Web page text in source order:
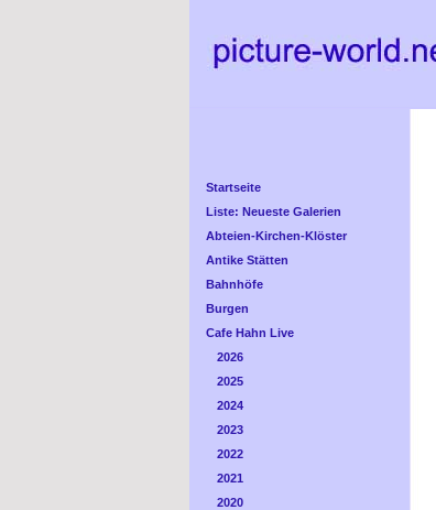
Startseite
Liste: Neueste Galerien
Abteien-Kirchen-Klöster
Antike Stätten
Bahnhöfe
Burgen
Cafe Hahn Live
2026
2025
2024
2023
2022
2021
2020